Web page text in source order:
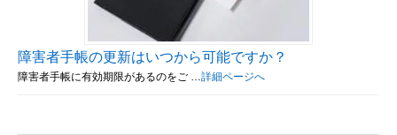
障害者手帳の更新はいつから可能ですか？
障害者手帳に有効期限があるのをご … 詳細ページへ